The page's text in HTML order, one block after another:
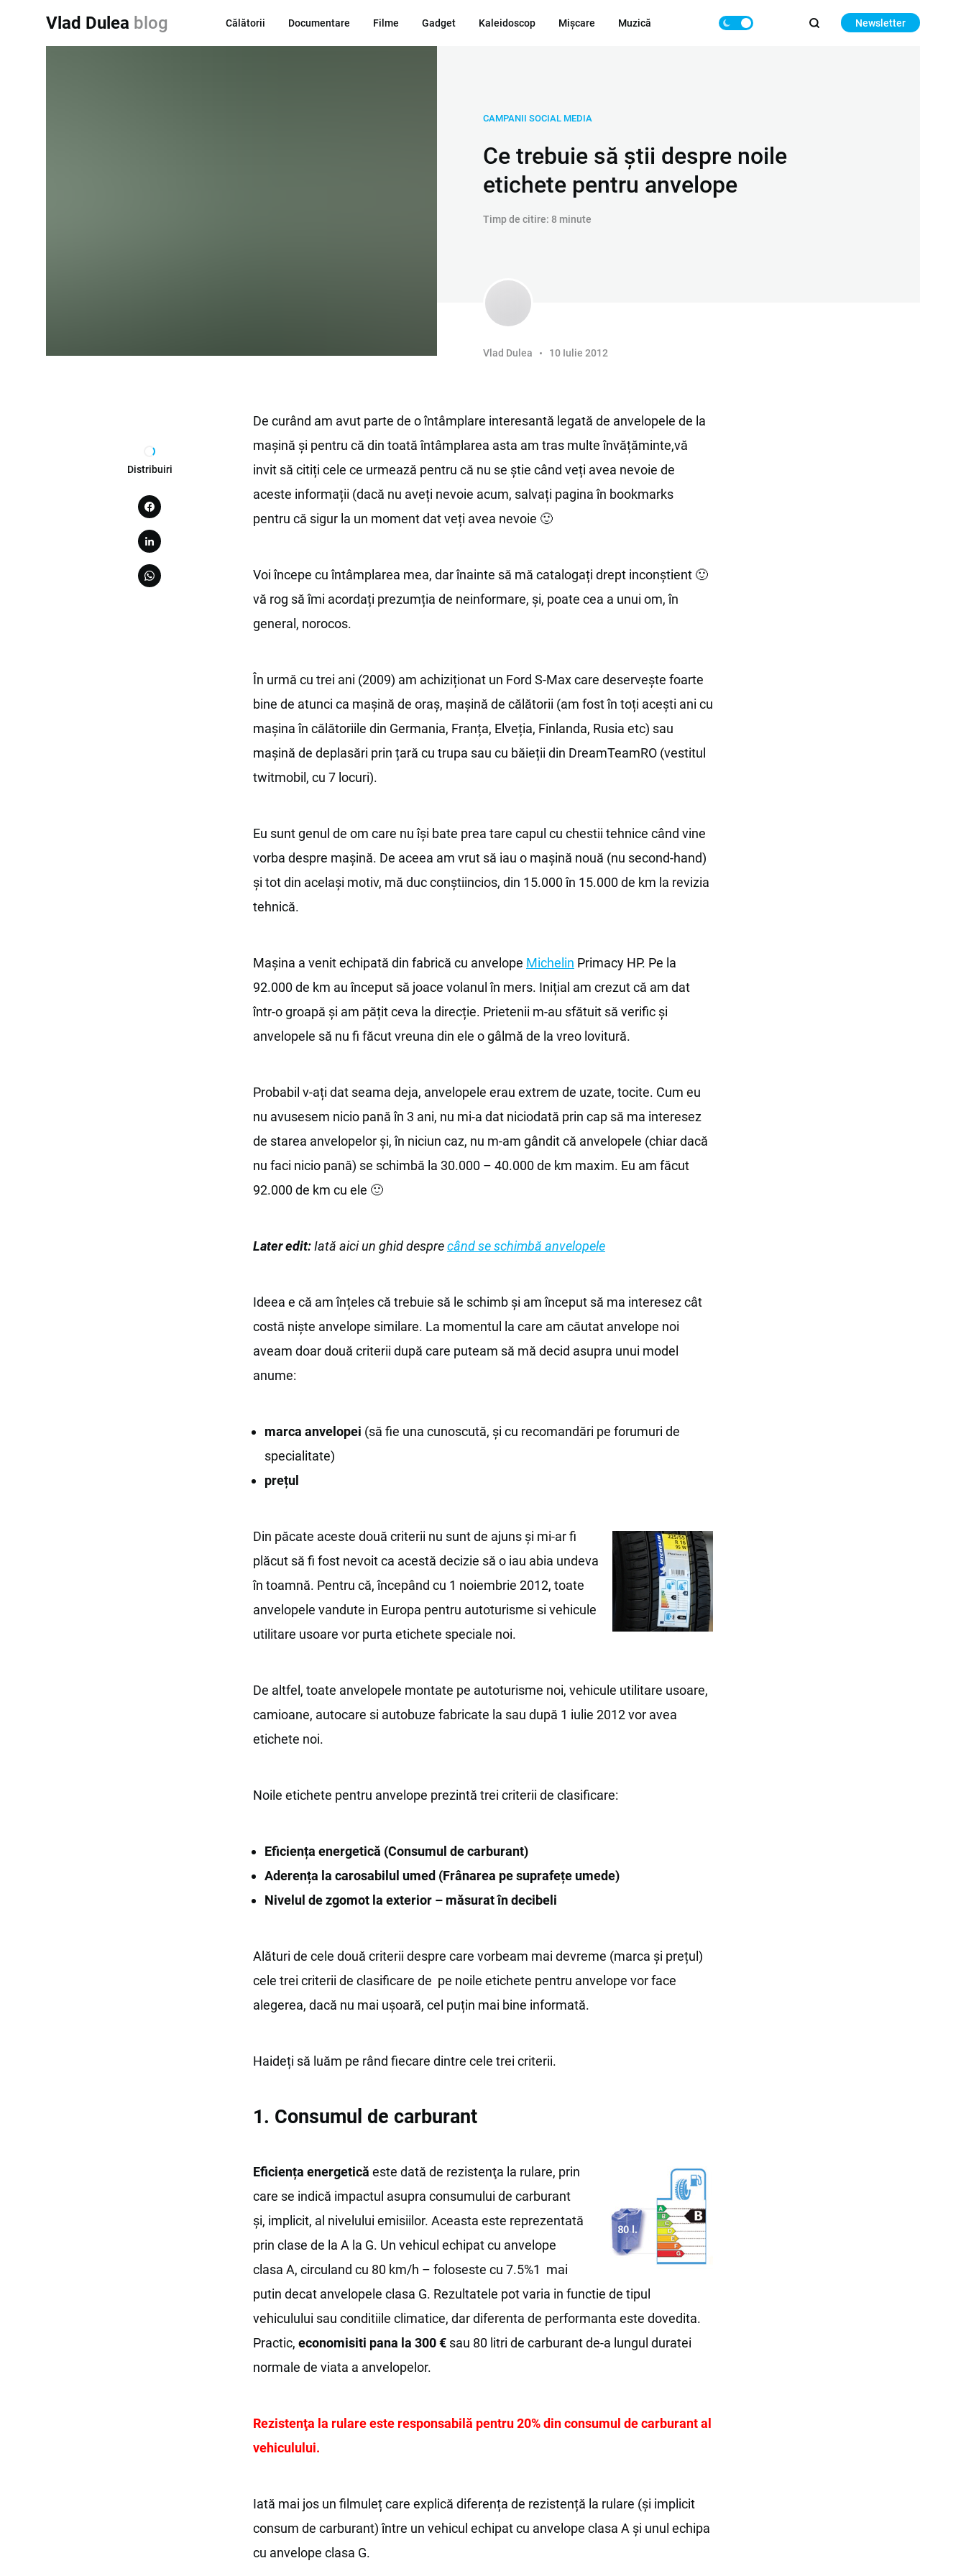
Vlad Dulea blog Călătorii Documentare Filme Gadget Kaleidoscop Mișcare Muzică Newsletter
CAMPANII SOCIAL MEDIA
Ce trebuie să știi despre noile
etichete pentru anvelope
Timp de citire: 8 minute
Vlad Dulea 10 Iulie 2012
Distribuiri
De curând am avut parte de o întâmplare interesantă legată de anvelopele de la
mașină și pentru că din toată întâmplarea asta am tras multe învățăminte,vă
invit să citiți cele ce urmează pentru că nu se știe când veți avea nevoie de
aceste informații (dacă nu aveți nevoie acum, salvați pagina în bookmarks
pentru că sigur la un moment dat veți avea nevoie 🙂
Voi începe cu întâmplarea mea, dar înainte să mă catalogați drept inconștient 🙂
vă rog să îmi acordați prezumția de neinformare, și, poate cea a unui om, în
general, norocos.
În urmă cu trei ani (2009) am achiziționat un Ford S-Max care deservește foarte
bine de atunci ca mașină de oraș, mașină de călătorii (am fost în toți acești ani cu
mașina în călătoriile din Germania, Franța, Elveția, Finlanda, Rusia etc) sau
mașină de deplasări prin țară cu trupa sau cu băieții din DreamTeamRO (vestitul
twitmobil, cu 7 locuri).
Eu sunt genul de om care nu își bate prea tare capul cu chestii tehnice când vine
vorba despre mașină. De aceea am vrut să iau o mașină nouă (nu second-hand)
și tot din același motiv, mă duc conștiincios, din 15.000 în 15.000 de km la revizia
tehnică.
Mașina a venit echipată din fabrică cu anvelope Michelin Primacy HP. Pe la
92.000 de km au început să joace volanul în mers. Inițial am crezut că am dat
într-o groapă și am pățit ceva la direcție. Prietenii m-au sfătuit să verific și
anvelopele să nu fi făcut vreuna din ele o gâlmă de la vreo lovitură.
Probabil v-ați dat seama deja, anvelopele erau extrem de uzate, tocite. Cum eu
nu avusesem nicio pană în 3 ani, nu mi-a dat niciodată prin cap să ma interesez
de starea anvelopelor și, în niciun caz, nu m-am gândit că anvelopele (chiar dacă
nu faci nicio pană) se schimbă la 30.000 – 40.000 de km maxim. Eu am făcut
92.000 de km cu ele 🙂
Later edit:Iată aici un ghid desprecând se schimbă anvelopele
Ideea e că am înțeles că trebuie să le schimb și am început să ma interesez cât
costă niște anvelope similare. La momentul la care am căutat anvelope noi
aveam doar două criterii după care puteam să mă decid asupra unui model
anume:
marca anvelopei (să fie una cunoscută, și cu recomandări pe forumuri de
specialitate)
prețul
Din păcate aceste două criterii nu sunt de ajuns și mi-ar fi
plăcut să fi fost nevoit ca acestă decizie să o iau abia undeva
în toamnă. Pentru că, începând cu 1 noiembrie 2012, toate
anvelopele vandute in Europa pentru autoturisme si vehicule
utilitare usoare vor purta etichete speciale noi.
De altfel, toate anvelopele montate pe autoturisme noi, vehicule utilitare usoare,
camioane, autocare si autobuze fabricate la sau după 1 iulie 2012 vor avea
etichete noi.
Noile etichete pentru anvelope prezintă trei criterii de clasificare:
Eficiența energetică (Consumul de carburant)
Aderența la carosabilul umed (Frânarea pe suprafețe umede)
Nivelul de zgomot la exterior – măsurat în decibeli
Alături de cele două criterii despre care vorbeam mai devreme (marca și prețul)
cele trei criterii de clasificare de pe noile etichete pentru anvelope vor face
alegerea, dacă nu mai ușoară, cel puțin mai bine informată.
Haideți să luăm pe rând fiecare dintre cele trei criterii.
1. Consumul de carburant
Eficiența energetică este dată de rezistenţa la rulare, prin
care se indică impactul asupra consumului de carburant
şi, implicit, al nivelului emisiilor. Aceasta este reprezentată
prin clase de la A la G. Un vehicul echipat cu anvelope
clasa A, circuland cu 80 km/h – foloseste cu 7.5%1 mai
putin decat anvelopele clasa G. Rezultatele pot varia in functie de tipul
vehiculului sau conditiile climatice, dar diferenta de performanta este dovedita.
Practic, economisiti pana la 300 € sau 80 litri de carburant de-a lungul duratei
normale de viata a anvelopelor.
Rezistenţa la rulare este responsabilă pentru 20% din consumul de carburant al
vehiculului.
Iată mai jos un filmuleț care explică diferența de rezistență la rulare (și implicit
consum de carburant) între un vehicul echipat cu anvelope clasa A și unul echipa
cu anvelope clasa G.